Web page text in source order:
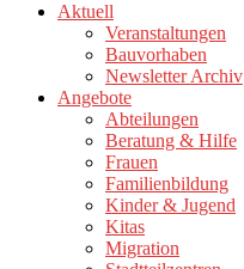
Aktuell
Veranstaltungen
Bauvorhaben
Newsletter Archiv
Angebote
Abteilungen
Beratung & Hilfe
Frauen
Familienbildung
Kinder & Jugend
Kitas
Migration